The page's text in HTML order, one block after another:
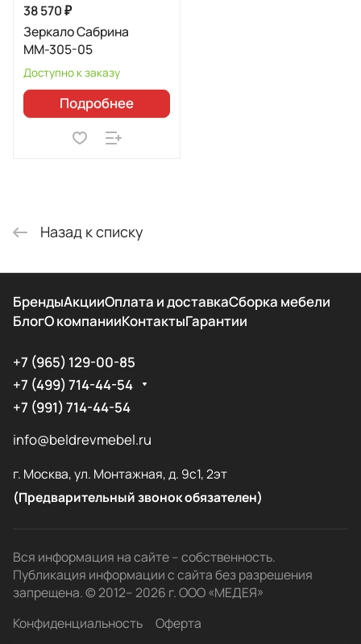
38 570 ₽
Зеркало Сабрина
ММ-305-05
Доступно к заказу
Подробнее
Назад к списку
БрендыАкцииОплата и доставкаСборка мебели
БлогО компанииКонтактыГарантии
+7 (965) 129-00-85
+7 (499) 714-44-54
+7 (991) 714-44-54
info@beldrevmebel.ru
г. Москва, ул. Монтажная, д. 9с1, 2эт
(Предварительный звонок обязателен)
Вся информация на сайте – собственность.
Публикация информации с сайта без разрешения
запрещена. © 2012– 2026 г. ООО «МЕДЕЯ»
Конфиденциальность
Оферта